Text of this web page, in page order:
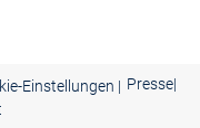
Einstellungen | Presse|